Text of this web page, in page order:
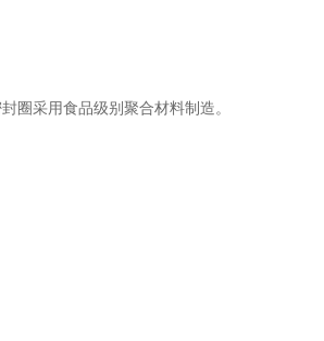
圈采用食品级别聚合材料制造。